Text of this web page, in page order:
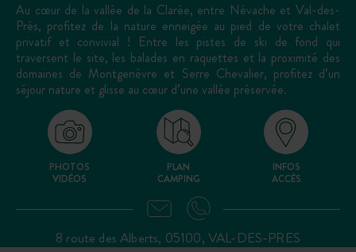
Au cœur de la vallée de la Clarée, entre Névache et Val-des-
Prés, profitez de la nature enneigée au pied de votre chalet
privatif et convivial ! Entre les pistes de ski de fond qui
traversent le site, les balades en raquettes et la proximité des
domaines de Montgenèvre et Serre Chevalier, profitez d’un
séjour nature et glisse au cœur d’une vallée préservée.
PHOTOS
VIDÉOS
PLAN
CAMPING
INFOS
ACCÈS
8 route des Alberts, 05100, VAL-DES-PRES